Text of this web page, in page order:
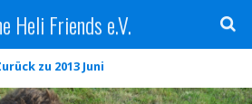
Heli Friends e.V.
zu 2013 Juni